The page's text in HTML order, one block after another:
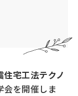
宅工法テクノ
会を開催しま